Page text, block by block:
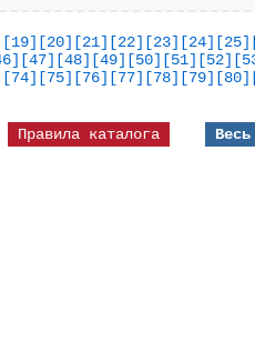
[19] [20] [21] [22] [23] [24] [25]
[47] [48] [49] [50] [51] [52]
[74] [75] [76] [77] [78] [79] [80]
Правила каталога